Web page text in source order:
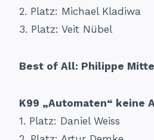
2.⁠ ⁠Platz: Michael Kladiwa
3.⁠ ⁠Platz: Veit Nübel
Best of All: Philippe
K99 „Automaten“ keine
1.⁠ ⁠Platz: Daniel Weiss